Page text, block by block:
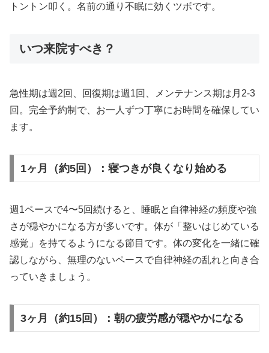
トントン叩く。名前の通り不眠に効くツボです。
いつ来院すべき？
急性期は週2回、回復期は週1回、メンテナンス期は月2-3
回。完全予約制で、お一人ずつ丁寧にお時間を確保してい
ます。
1ヶ月（約5回）：寝つきが良くなり始める
週1ペースで4〜5回続けると、睡眠と自律神経の頻度や強
さが穏やかになる方が多いです。体が「整いはじめている
感覚」を持てるようになる節目です。体の変化を一緒に確
認しながら、無理のないペースで自律神経の乱れと向き合
っていきましょう。
3ヶ月（約15回）：朝の疲労感が穏やかになる